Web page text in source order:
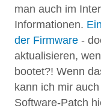
man auch im
Informationen.
der Firmware -
aktualisieren,
bootet?! Wenn
kann ich mir
Software-Patch